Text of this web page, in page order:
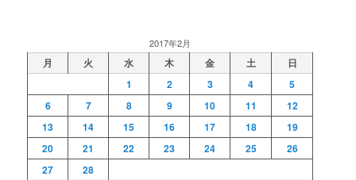
2017年2月
月 火 水 木 金 土
日
1
2 3 4
5
6
7 8 9 10 11
12
13
14 15 16 17 18
19
20
21 22 23 24 25
26
27
28